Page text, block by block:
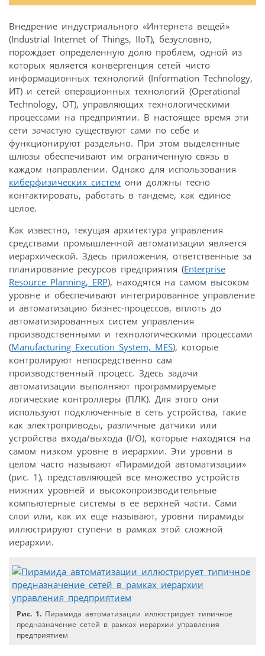
Внедрение индустриального «Интернета вещей»
(Industrial Internet of Things, IIoT), безусловно,
порождает определенную долю проблем, одной из
которых является конвергенция сетей чисто
информационных технологий (Information Technology,
ИТ) и сетей операционных технологий (Operational
Technology, OT), управляющих технологическими
процессами на предприятии. В настоящее время эти
сети зачастую существуют сами по себе и
функционируют раздельно. При этом выделенные
шлюзы обеспечивают им ограниченную связь в
каждом направлении. Однако для использования
киберфизических систем они должны тесно
контактировать, работать в тандеме, как единое
целое.
Как известно, текущая архитектура управления
средствами промышленной автоматизации является
иерархической. Здесь приложения, ответственные за
планирование ресурсов предприятия (Enterprise
Resource Planning, ERP), находятся на самом высоком
уровне и обеспечивают интегрированное управление
и автоматизацию бизнес-процессов, вплоть до
автоматизированных систем управления
производственными и технологическими процессами
(Manufacturing Execution System, MES), которые
контролируют непосредственно сам
производственный процесс. Здесь задачи
автоматизации выполняют программируемые
логические контроллеры (ПЛК). Для этого они
используют подключенные в сеть устройства, такие
как электроприводы, различные датчики или
устройства входа/выхода (I/O), которые находятся на
самом низком уровне в иерархии. Эти уровни в
целом часто называют «Пирамидой автоматизации»
(рис. 1), представляющей все множество устройств
нижних уровней и высокопроизводительные
компьютерные системы в ее верхней части. Сами
слои или, как их еще называют, уровни пирамиды
иллюстрируют ступени в рамках этой сложной
иерархии.
Рис. 1. Пирамида автоматизации иллюстрирует типичное
предназначение сетей в рамках иерархии управления
предприятием